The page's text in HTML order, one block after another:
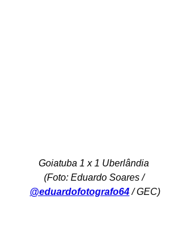
Goiatuba 1 x 1 Uberlândia
(Foto: Eduardo Soares /
@eduardofotografo64 / GEC)